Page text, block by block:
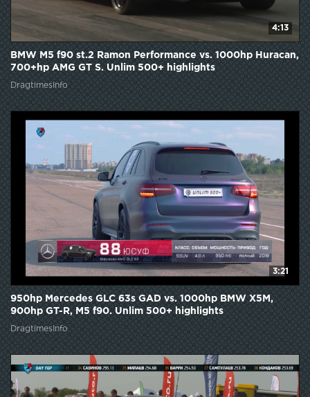
4:13
BMW M5 f90 st.2 Ramon Performance vs. 1000hp Huracan,
700+hp AMG GT S. Unlim 500+ highlights
DragtimesInfo
3:21
950hp Mercedes GLC 63s GAD vs. 1000hp BMW X5M,
900hp GT-R, M5 f90. Unlim 500+ highlights
DragtimesInfo